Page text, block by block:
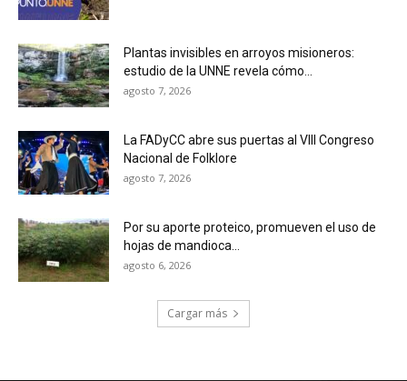
Plantas invisibles en arroyos misioneros:
estudio de la UNNE revela cómo...
agosto 7, 2026
La FADyCC abre sus puertas al VIII Congreso
Nacional de Folklore
agosto 7, 2026
Por su aporte proteico, promueven el uso de
hojas de mandioca...
agosto 6, 2026
Cargar más